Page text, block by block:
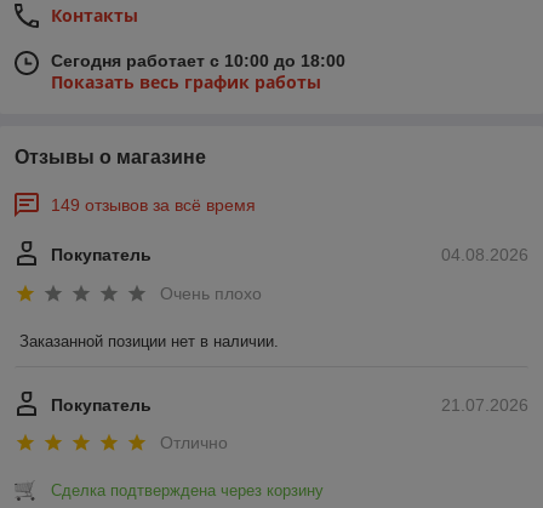
Контакты
Сегодня работает с 10:00 до 18:00
Показать весь график работы
Отзывы о магазине
149 отзывов за всё время
04.08.2026
Покупатель
Очень плохо
Заказанной позиции нет в наличии.
21.07.2026
Покупатель
Отлично
Сделка подтверждена через корзину